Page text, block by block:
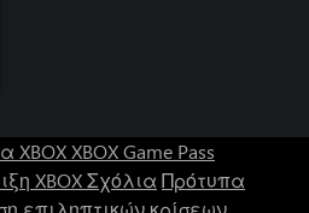
XBOXXBOX Game Pass
XBOXΣχόλια Πρότυπα